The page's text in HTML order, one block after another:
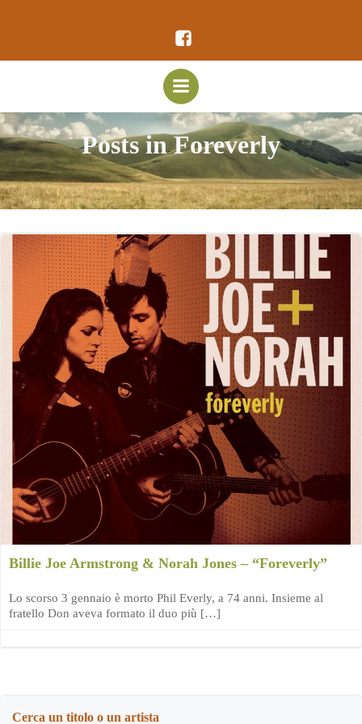
al
contenuto
Posts in Foreverly
Billie Joe Armstrong & Norah Jones – “Foreverly”
Lo scorso 3 gennaio è morto Phil Everly, a 74 anni. Insieme al
fratello Don aveva formato il duo più […]
Cerca un titolo o un artista